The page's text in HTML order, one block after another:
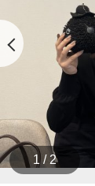
1 / 2